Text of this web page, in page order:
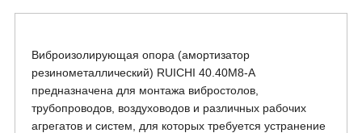
Виброизолирующая опора (амортизатор
резинометаллический) RUICHI 40.40М8-А
предназначена для монтажа вибростолов,
трубопроводов, воздуховодов и различных рабочих
агрегатов и систем, для которых требуется устранение